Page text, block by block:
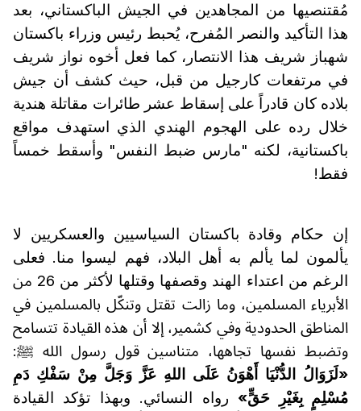
مُقتنصيها من المجاهدين في الجيش الباكستاني، بعد
هذا التأكيد والنصر المُفرح، يُحبط رئيس وزراء باكستان
شهباز شريف هذا الانتصار، كما فعل أخوه نواز شريف
في مرتفعات كارجيل من قبل، حيث كشف أن جيش
بلاده كان قادراً على إسقاط عشر طائرات مقاتلة هندية
خلال رده على الهجوم الهندي الذي استهدف مواقع
باكستانية، لكنه "مارس ضبط النفس" وأسقط خمساً
فقط!
إن حكام وقادة باكستان السياسيين والعسكريين لا
يألمون لما يألم به أهل البلاد، فهم ليسوا منا. فعلى
الرغم من اعتداء الهند وقصفها وقتلها لأكثر من 26 من
الأبرياء المسلمين، وما زالت تقتل وتنكّل بالمسلمين في
المناطق الحدودية وفي كشمير، إلا أن هذه القيادة تتسامح
وتضبط نفسها تجاهها، متناسين قول رسول الله ﷺ:
«لَزَوَالُ الدُّنْيَا أَهْوَنُ عَلَى اللهِ عَزَّ وَجَلَّ مِنْ سَفْكِ دَمِ
مُسْلِمٍ بِغَيْرِ حَقٍّ»رواه النسائي. وبهذا تؤكد القيادة